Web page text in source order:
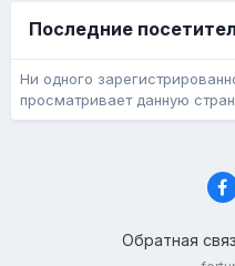
Последние
Ни одного
просматривает данную
Обратная